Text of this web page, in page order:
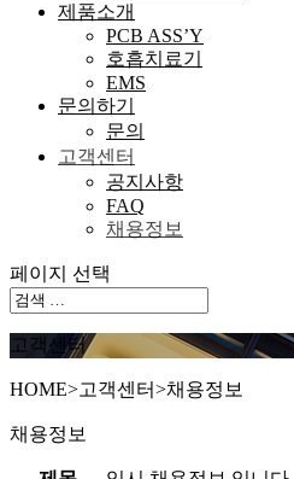
제품소개
PCB ASS’Y
호흡치료기
EMS
문의하기
문의
고객센터
공지사항
FAQ
채용정보
페이지 선택
고객센터
HOME>고객센터>채용정보
채용정보